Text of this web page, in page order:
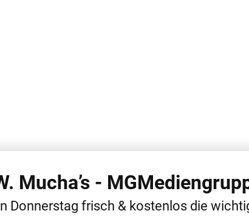
WEITERE THEMEN ALLGEMEIN
Mucha’s -
Donnerstag frisch & kostenlos die